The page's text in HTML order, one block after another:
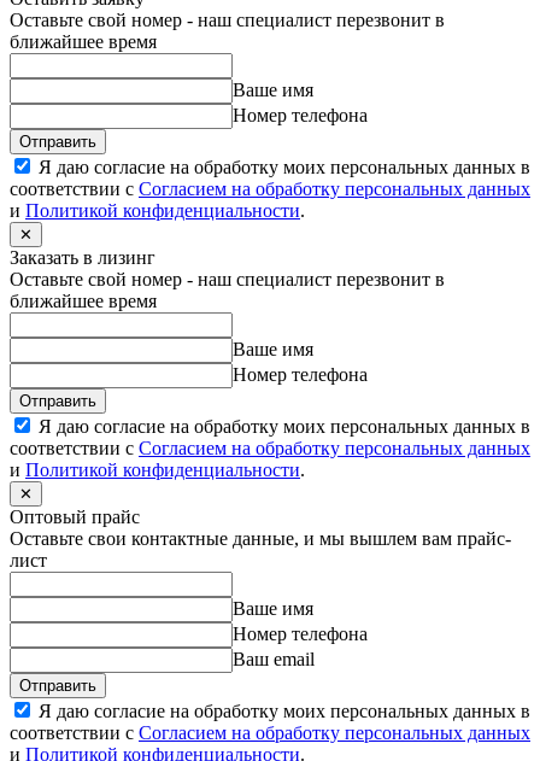
Оставьте свой номер - наш специалист перезвонит в
ближайшее время
Ваше имя
Номер телефона
Отправить
Я даю согласие на обработку моих персональных данных в
соответствии с Согласием на обработку персональных данных
и Политикой конфиденциальности.
✕
Заказать в лизинг
Оставьте свой номер - наш специалист перезвонит в
ближайшее время
Ваше имя
Номер телефона
Отправить
Я даю согласие на обработку моих персональных данных в
соответствии с Согласием на обработку персональных данных
и Политикой конфиденциальности.
✕
Оптовый прайс
Оставьте свои контактные данные, и мы вышлем вам прайс-
лист
Ваше имя
Номер телефона
Ваш email
Отправить
Я даю согласие на обработку моих персональных данных в
соответствии с Согласием на обработку персональных данных
и Политикой конфиденциальности.